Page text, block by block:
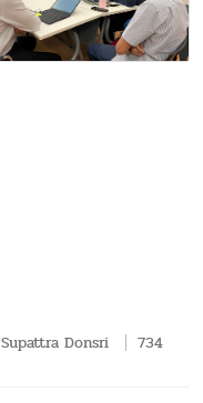
Supattra Donsri 734